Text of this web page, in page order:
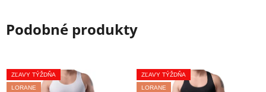
Podobné produkty
ZĽAVY TÝŽDŇA
LORANE
ZĽAVY TÝŽDŇA
LORANE